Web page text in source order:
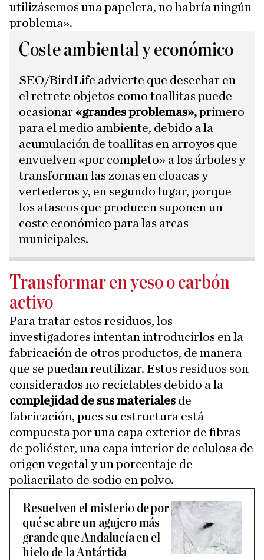
utilizásemos una papelera, no habría ningún
problema».
Coste ambiental y económico
SEO/BirdLife advierte que desechar en
el retrete objetos como toallitas puede
ocasionar «grandes problemas»,primero
para el medio ambiente, debido a la
acumulación de toallitas en arroyos que
envuelven «por completo» a los árboles y
transforman las zonas en cloacas y
vertederos y, en segundo lugar, porque
los atascos que producen suponen un
coste económico para las arcas
municipales.
Transformar en yeso o carbón
activo
Para tratar estos residuos, los
investigadores intentan introducirlos en la
fabricación de otros productos, de manera
que se puedan reutilizar. Estos residuos son
considerados no reciclables debido a la
complejidad de sus materiales de
fabricación, pues su estructura está
compuesta por una capa exterior de fibras
de poliéster, una capa interior de celulosa de
origen vegetal y un porcentaje de
poliacrilato de sodio en polvo.
Resuelven el misterio de por
qué se abre un agujero más
grande que Andalucía en el
hielo de la Antártida